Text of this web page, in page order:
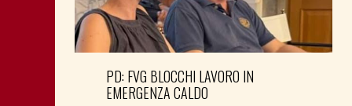
PD: FVG BLOCCHI LAVORO IN
EMERGENZA CALDO